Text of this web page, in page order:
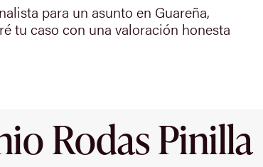
para un asunto en Guareña,
tu caso con una valoración honesta
Rodas Pinilla